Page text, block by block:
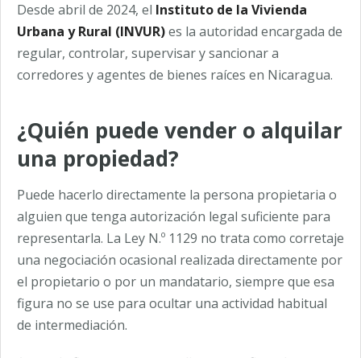
Desde abril de 2024, el Instituto de la Vivienda
Urbana y Rural (INVUR)es la autoridad encargada de
regular, controlar, supervisar y sancionar a
corredores y agentes de bienes raíces en Nicaragua.
¿Quién puede vender o alquilar
una propiedad?
Puede hacerlo directamente la persona propietaria o
alguien que tenga autorización legal suficiente para
representarla. La Ley N.º 1129 no trata como corretaje
una negociación ocasional realizada directamente por
el propietario o por un mandatario, siempre que esa
figura no se use para ocultar una actividad habitual
de intermediación.